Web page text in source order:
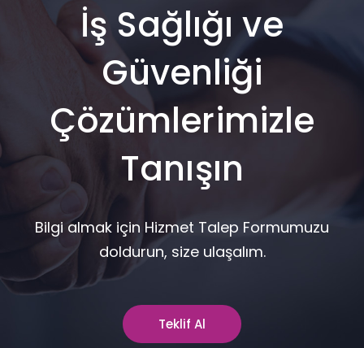
İş Sağlığı ve
Güvenliği
Çözümlerimizle
Tanışın
Bilgi almak için Hizmet Talep Formumuzu
doldurun, size ulaşalım.
Teklif Al